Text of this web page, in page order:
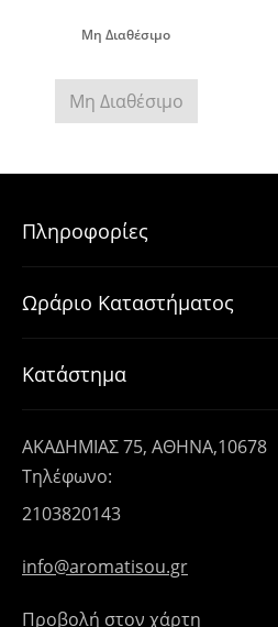
Μη Διαθέσιμο
Μη Διαθέσιμο
Πληροφορίες
Ωράριο Καταστήματος
Κατάστημα
ΑΚΑΔΗΜΙΑΣ 75, ΑΘΗΝΑ,10678
Τηλέφωνο:
2103820143
info@aromatisou.gr
Προβολή στον χάρτη